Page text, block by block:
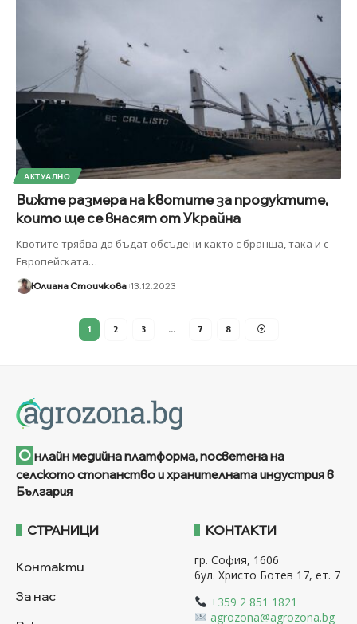
АКТУАЛНО
Вижте размера на квотите за продуктите,
които ще се внасят от Украйна
Квотите трябва да бъдат обсъдени както с бранша, така и с
Европейската…
Юлиана Стоичкова 13.12.2023
1 2 3 … 7 8
О нлайн медийна платформа, посветена на
селското стопанство и хранителната индустрия в
България
СТРАНИЦИ
Контакти
За нас
КОНТАКТИ
гр. София, 1606
бул. Христо Ботев 17, ет. 7
+359 2 851 1821
agrozona@agrozona.bg